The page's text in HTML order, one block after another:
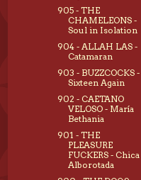
905 - THE
CHAMELEONS -
Soul in Isolation
904 - ALLAH LAS -
Catamaran
903 - BUZZCOCKS -
Sixteen Again
902 - CAETANO
VELOSO - María
Bethania
901 - THE
PLEASURE
FUCKERS - Chica
Alborotada